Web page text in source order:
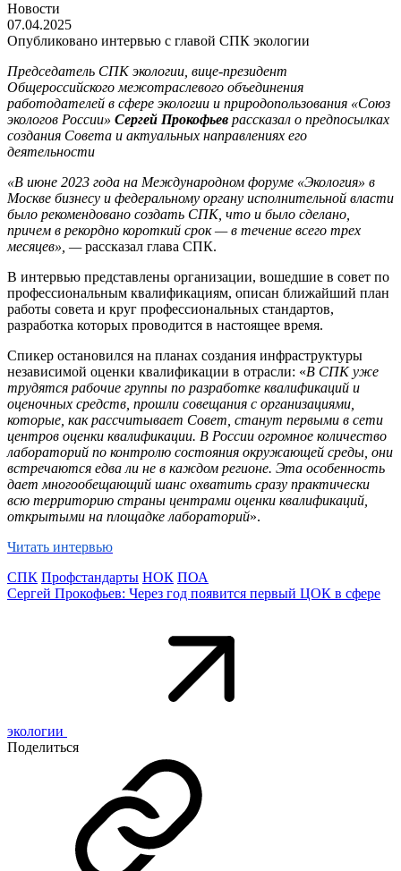
Новости
07.04.2025
Опубликовано интервью с главой СПК экологии
Председатель СПК экологии, вице-президент
Общероссийского межотраслевого объединения
работодателей в сфере экологии и природопользования «Союз
экологов России» Сергей Прокофьев рассказал о предпосылках
создания Совета и актуальных направлениях его
деятельности
«В июне 2023 года на Международном форуме «Экология» в
Москве бизнесу и федеральному органу исполнительной власти
было рекомендовано создать СПК, что и было сделано,
причем в рекордно короткий срок — в течение всего трех
месяцев», —рассказал глава СПК.
В интервью представлены организации, вошедшие в совет по
профессиональным квалификациям, описан ближайший план
работы совета и круг профессиональных стандартов,
разработка которых проводится в настоящее время.
Спикер остановился на планах создания инфраструктуры
независимой оценки квалификации в отрасли: «В СПК уже
трудятся рабочие группы по разработке квалификаций и
оценочных средств, прошли совещания с организациями,
которые, как рассчитывает Совет, станут первыми в сети
центров оценки квалификации. В России огромное количество
лабораторий по контролю состояния окружающей среды, они
встречаются едва ли не в каждом регионе. Эта особенность
дает многообещающий шанс охватить сразу практически
всю территорию страны центрами оценки квалификаций,
открытыми на площадке лабораторий».
Читать интервью
СПК Профстандарты НОК ПОА
Сергей Прокофьев: Через год появится первый ЦОК в сфере
экологии
Поделиться